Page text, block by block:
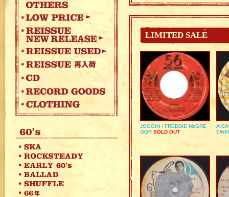
LIMITED SALE
JOGGIN / FREDDIE McGRE
GOR SOLD OUT